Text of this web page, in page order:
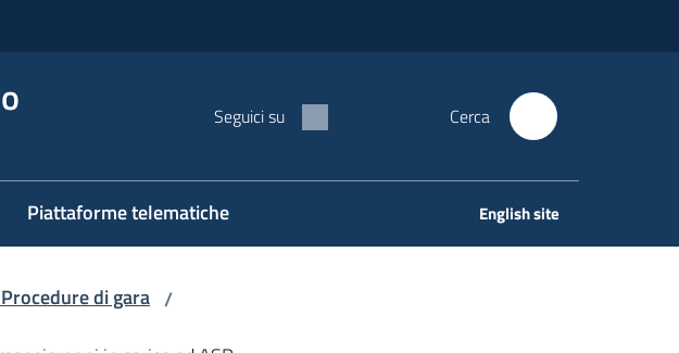
Seguici su Cerca
Piattaforme telematiche English site
di gara /